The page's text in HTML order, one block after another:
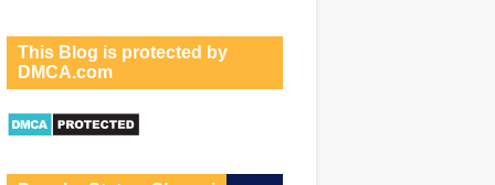
This Blog is protected by
DMCA.com